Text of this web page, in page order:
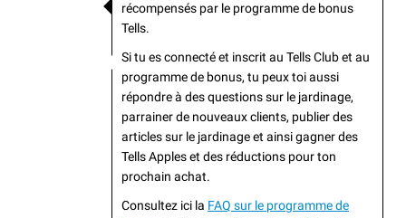
récompensés par le programme de bonus
Tells.
Si tu es connecté et inscrit au Tells Club et au
programme de bonus, tu peux toi aussi
répondre à des questions sur le jardinage,
parrainer de nouveaux clients, publier des
articles sur le jardinage et ainsi gagner des
Tells Apples et des réductions pour ton
prochain achat.
Consultez ici la FAQ sur le programme de